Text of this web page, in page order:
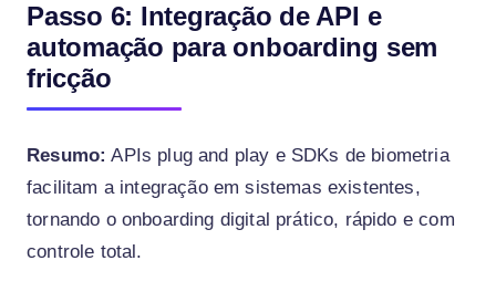
Passo 6: Integração de API e
automação para onboarding sem
fricção
Resumo: APIs plug and play e SDKs de biometria
facilitam a integração em sistemas existentes,
tornando o onboarding digital prático, rápido e com
controle total.